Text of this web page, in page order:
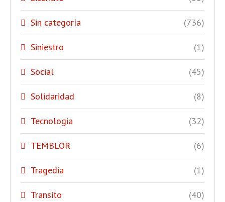
Sin categoría (736)
Siniestro (1)
Social (45)
Solidaridad (8)
Tecnologia (32)
TEMBLOR (6)
Tragedia (1)
Transito (40)